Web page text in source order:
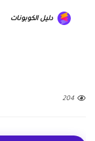
دليل الكوبونات
204